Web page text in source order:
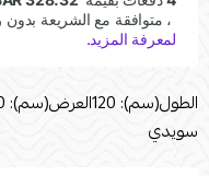
سويدي